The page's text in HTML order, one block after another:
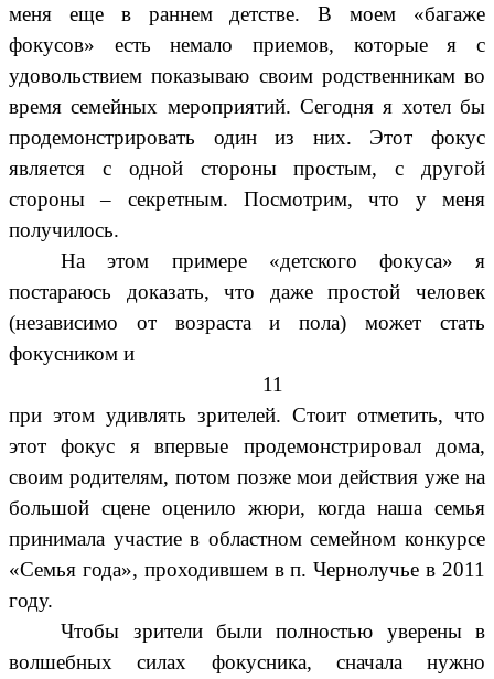
меня еще в раннем детстве. В моем «багаже
фокусов» есть немало приемов, которые я с
удовольствием показываю своим родственникам во
время семейных мероприятий. Сегодня я хотел бы
продемонстрировать один из них. Этот фокус
является с одной стороны простым, с другой
стороны – секретным. Посмотрим, что у меня
получилось.
На этом примере «детского фокуса» я
постараюсь доказать, что даже простой человек
(независимо от возраста и пола) может стать
фокусником и
11
при этом удивлять зрителей. Стоит отметить, что
этот фокус я впервые продемонстрировал дома,
своим родителям, потом позже мои действия уже на
большой сцене оценило жюри, когда наша семья
принимала участие в областном семейном конкурсе
«Семья года», проходившем в п. Чернолучье в 2011
году.
Чтобы зрители были полностью уверены в
волшебных силах фокусника, сначала нужно